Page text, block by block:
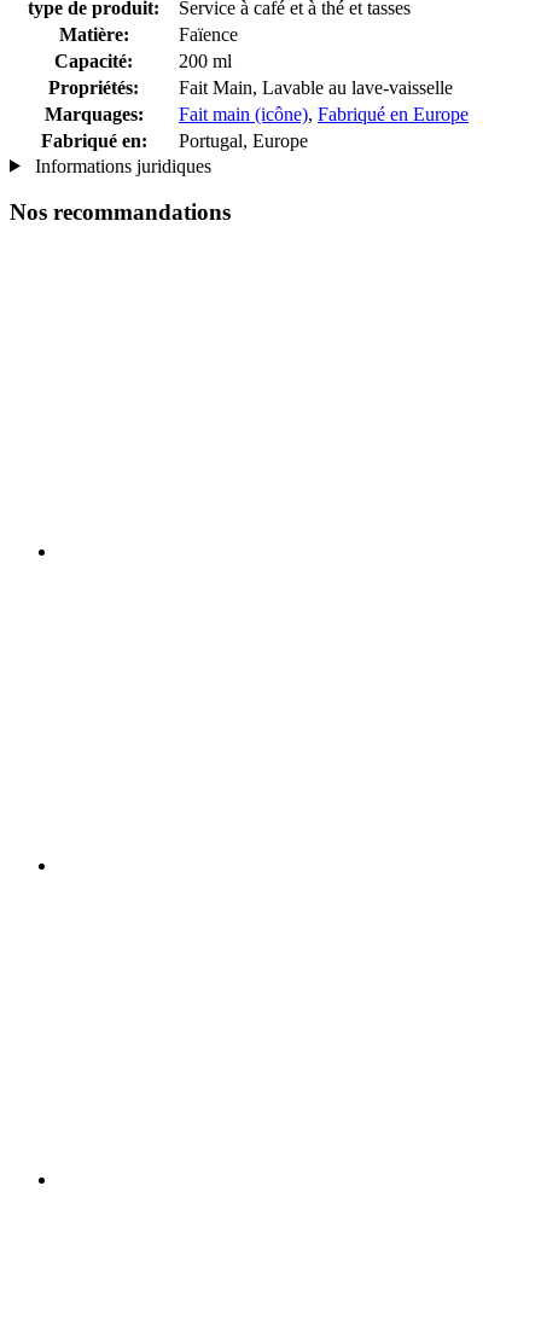
type de produit:
Service à café et à thé et tasses
Matière:
Faïence
Capacité:
200 ml
Propriétés:
Fait Main, Lavable au lave-vaisselle
Marquages:
Fait main (icône), Fabriqué en Europe
Fabriqué en:
Portugal, Europe
Informations juridiques
Nos recommandations